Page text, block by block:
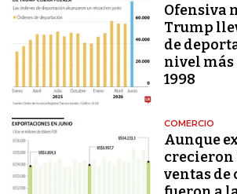
Ofensiva
Trump
de
nivel más
1998
COMERCIO
Aunque
crecieron
ventas de